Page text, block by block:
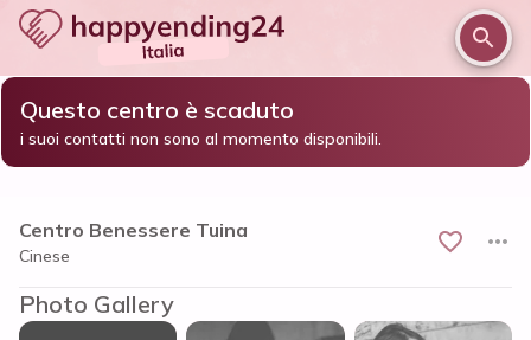
Home / Milano e provincia / Paderno Dugnano
Centro Benessere Tuina
Questo centro è scaduto
i suoi contatti non sono al momento disponibili.
Centro Benessere Tuina
Cinese
Photo Gallery